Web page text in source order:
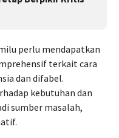
perlu mendapatkan
terkait cara
dan difabel.
kebutuhan dan
sumber masalah,